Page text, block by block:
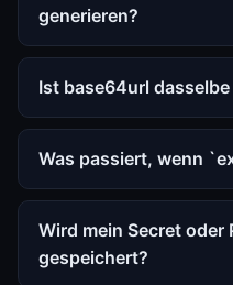
generieren?
Ist base64url
Was passiert, wenn
Wird mein Secret oder
gespeichert?